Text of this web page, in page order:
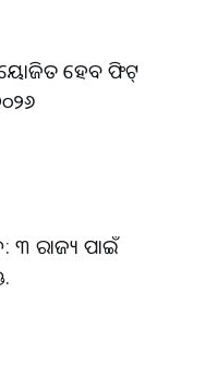
ହେବ ଫିଟ୍
୩ ରାଜ୍ୟ ପାଇଁ